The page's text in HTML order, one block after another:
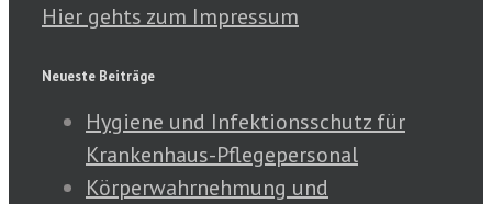
Hier gehts zum Impressum
Neueste Beiträge
Hygiene und Infektionsschutz für
Krankenhaus-Pflegepersonal
Körperwahrnehmung und